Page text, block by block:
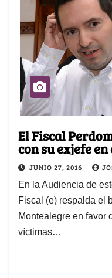
El Fiscal
con su exjefe
JUNIO 27, 2016
En la Audiencia de
Fiscal (e) respalda el
Montealegre en favor
víctimas…